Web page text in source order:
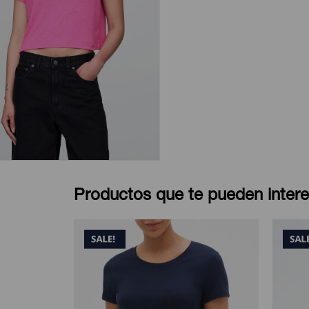
Productos que te pueden